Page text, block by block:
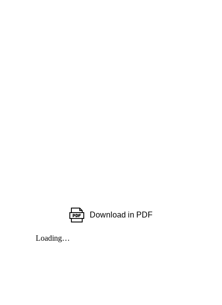
Download in PDF